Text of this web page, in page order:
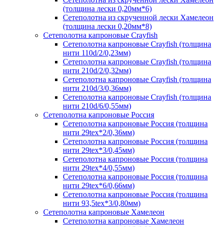
(толщина лески 0,20мм*6)
Сетеполотна из скрученной лески Хамелеон
(толщина лески 0,20мм*8)
Сетеполотна капроновые Crayfish
Сетеполотна капроновые Crayfish (толщина
нити 110d/2/0,23мм)
Сетеполотна капроновые Crayfish (толщина
нити 210d/2/0,32мм)
Сетеполотна капроновые Crayfish (толщина
нити 210d/3/0,36мм)
Сетеполотна капроновые Crayfish (толщина
нити 210d/6/0,55мм)
Сетеполотна капроновые Россия
Сетеполотна капроновые Россия (толщина
нити 29tex*2/0,36мм)
Сетеполотна капроновые Россия (толщина
нити 29tex*3/0,45мм)
Сетеполотна капроновые Россия (толщина
нити 29tex*4/0,55мм)
Сетеполотна капроновые Россия (толщина
нити 29tex*6/0,66мм)
Сетеполотна капроновые Россия (толщина
нити 93,5tex*3/0,80мм)
Сетеполотна капроновые Хамелеон
Сетеполотна капроновые Хамелеон